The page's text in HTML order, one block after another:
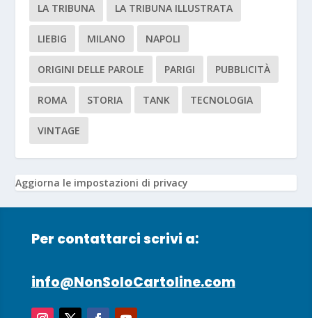
LA TRIBUNA LA TRIBUNA ILLUSTRATA
LIEBIG MILANO NAPOLI
ORIGINI DELLE PAROLE PARIGI PUBBLICITÀ
ROMA STORIA TANK TECNOLOGIA
VINTAGE
Aggiorna le impostazioni di privacy
Per contattarci scrivi a:
info@NonSoloCartoline.com